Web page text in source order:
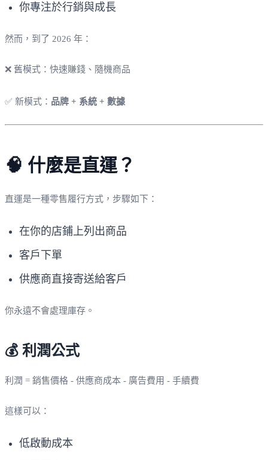
你專注於行銷與成長
然而，到了 2026 年：
❌ 舊模式：快速賺錢、隨機商品
✅ 新模式： 品牌 + 系統 + 數據
🧠 什麼是直運？
直運是一種零售履行方式，步驟如下：
在你的店鋪上列出商品
客戶下單
供應商直接寄送給客戶
你永遠不會處理庫存。
💰 利潤公式
利潤 = 銷售價格 - 供應商成本 - 廣告費用 - 手續費
這樣可以：
低啟動成本